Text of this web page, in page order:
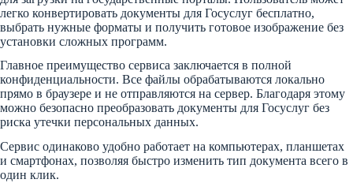
легко конвертировать документы для Госуслуг бесплатно,
выбрать нужные форматы и получить готовое изображение без
установки сложных программ.
Главное преимущество сервиса заключается в полной
конфиденциальности. Все файлы обрабатываются локально
прямо в браузере и не отправляются на сервер. Благодаря этому
можно безопасно преобразовать документы для Госуслуг без
риска утечки персональных данных.
Сервис одинаково удобно работает на компьютерах, планшетах
и смартфонах, позволяя быстро изменить тип документа всего в
один клик.